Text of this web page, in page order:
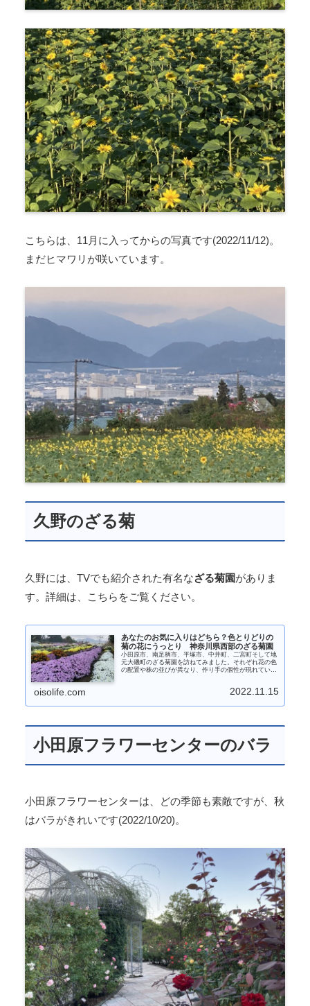
こちらは、11月に入ってからの写真です(2022/11/12)。
まだヒマワリが咲いています。
久野のざる菊
久野には、TVでも紹介された有名なざる菊園がありま
す。詳細は、こちらをご覧ください。
あなたのお気に入りはどちら？色とりどりの
菊の花にうっとり 神奈川県西部のざる菊園
小田原市、南足柄市、平塚市、中井町、二宮町そして地
元大磯町のざる菊園を訪ねてみました。それぞれ花の色
の配置や株の並びが異なり、作り手の個性が現れていて
oisolife.com 2022.11.15
小田原フラワーセンターのバラ
小田原フラワーセンターは、どの季節も素敵ですが、秋
はバラがきれいです(2022/10/20)。